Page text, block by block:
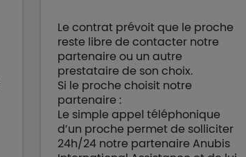
Le contrat prévoit que le proche
reste libre de contacter notre
partenaire ou un autre
prestataire de son choix.
Si le proche choisit notre
partenaire :
Le simple appel téléphonique
d’un proche permet de solliciter
24h/24 notre partenaire Anubis